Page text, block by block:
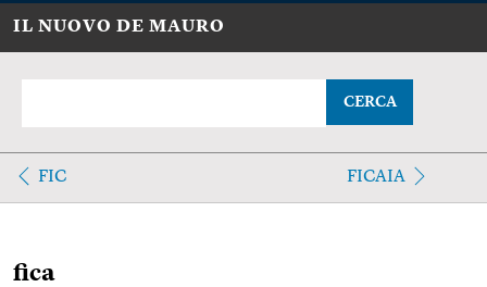
IL NUOVO DE MAURO
CERCA
FIC FICAIA
fica